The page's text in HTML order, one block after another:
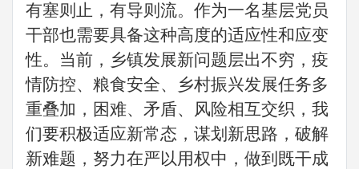
有塞则止，有导则流。作为一名基层党员
干部也需要具备这种高度的适应性和应变
性。当前， 乡镇发展新问题层出不穷， 疫
情防控、 粮食安全、乡村振兴发展任务多
重叠加，困难、矛盾、风险相互交织，我
们要积极适应新常态，谋划新思路，破解
新难题，努力在严以用权中，做到既干成